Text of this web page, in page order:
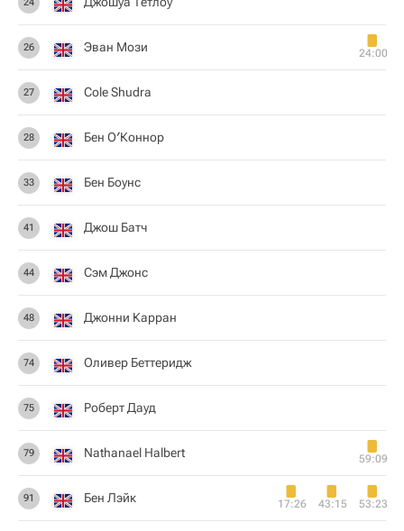
26 Эван Мози 24:00
27 Cole Shudra
28 Бен О′Коннор
33 Бен Боунс
41 Джош Батч
44 Сэм Джонс
48 Джонни Карран
74 Оливер Беттеридж
75 Роберт Дауд
79 Nathanael Halbert 59:09
91 Бен Лэйк 17:26 43:15 53:23